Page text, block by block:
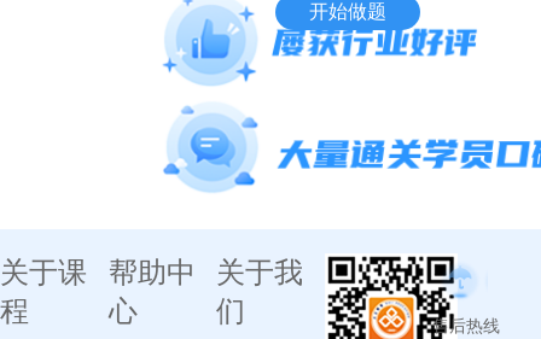
开始做题
关于课
程
帮助中
心
关于我
们
售后热线